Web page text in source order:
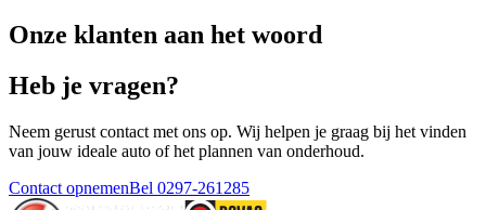
Onze klanten aan het woord
Heb je vragen?
Neem gerust contact met ons op. Wij helpen je graag bij het vinden
van jouw ideale auto of het plannen van onderhoud.
Contact opnemenBel 0297-261285